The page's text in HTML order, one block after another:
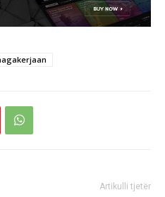
Artikulli tjetër